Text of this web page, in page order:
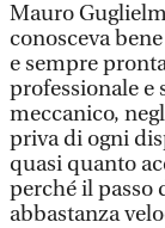
Mauro
conosceva
e sempre
professionale e
meccanico,
priva di ogni
quasi quanto
perché il passo
abbastanza